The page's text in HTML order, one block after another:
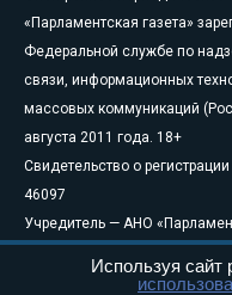
«Парламентская газета»
Федеральной службе по
связи, информационных
массовых коммуникаций
августа 2011 года. 18+
Свидетельство о
46097
Учредитель — АНО
редактора — Абдуллаев М.Р.
Используя сайт